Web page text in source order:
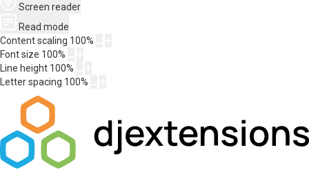
Screen reader
Read mode
Content scaling 100%
Font size 100%
Line height 100%
Letter spacing 100%